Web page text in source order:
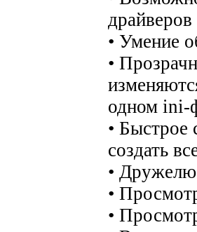
драйверов
• Умение
•
одном ini-
• Быстрое
создать
•
•
•